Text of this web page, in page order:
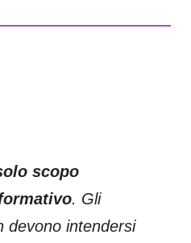
scopo
. Gli
devono intendersi